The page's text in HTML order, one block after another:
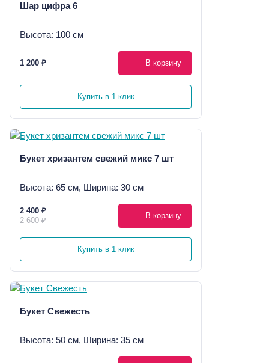
Шар цифра 6
Высота: 100 см
1 200 ₽ В корзину
Купить в 1 клик
Букет хризантем свежий микс 7 шт
Высота: 65 см, Ширина: 30 см
2 400 ₽
2 600 ₽
В корзину
Купить в 1 клик
Букет Свежесть
Высота: 50 см, Ширина: 35 см